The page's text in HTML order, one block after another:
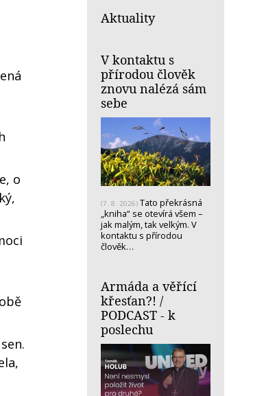
o
Aktuality
V kontaktu s
přírodou člověk
znovu nalézá sám
sebe
(7. 8. 2026) Tato překrásná
„kniha“ se otevírá všem –
jak malým, tak velkým. V
kontaktu s přírodou
člověk…
Armáda a věřící
křesťan?! /
PODCAST - k
poslechu